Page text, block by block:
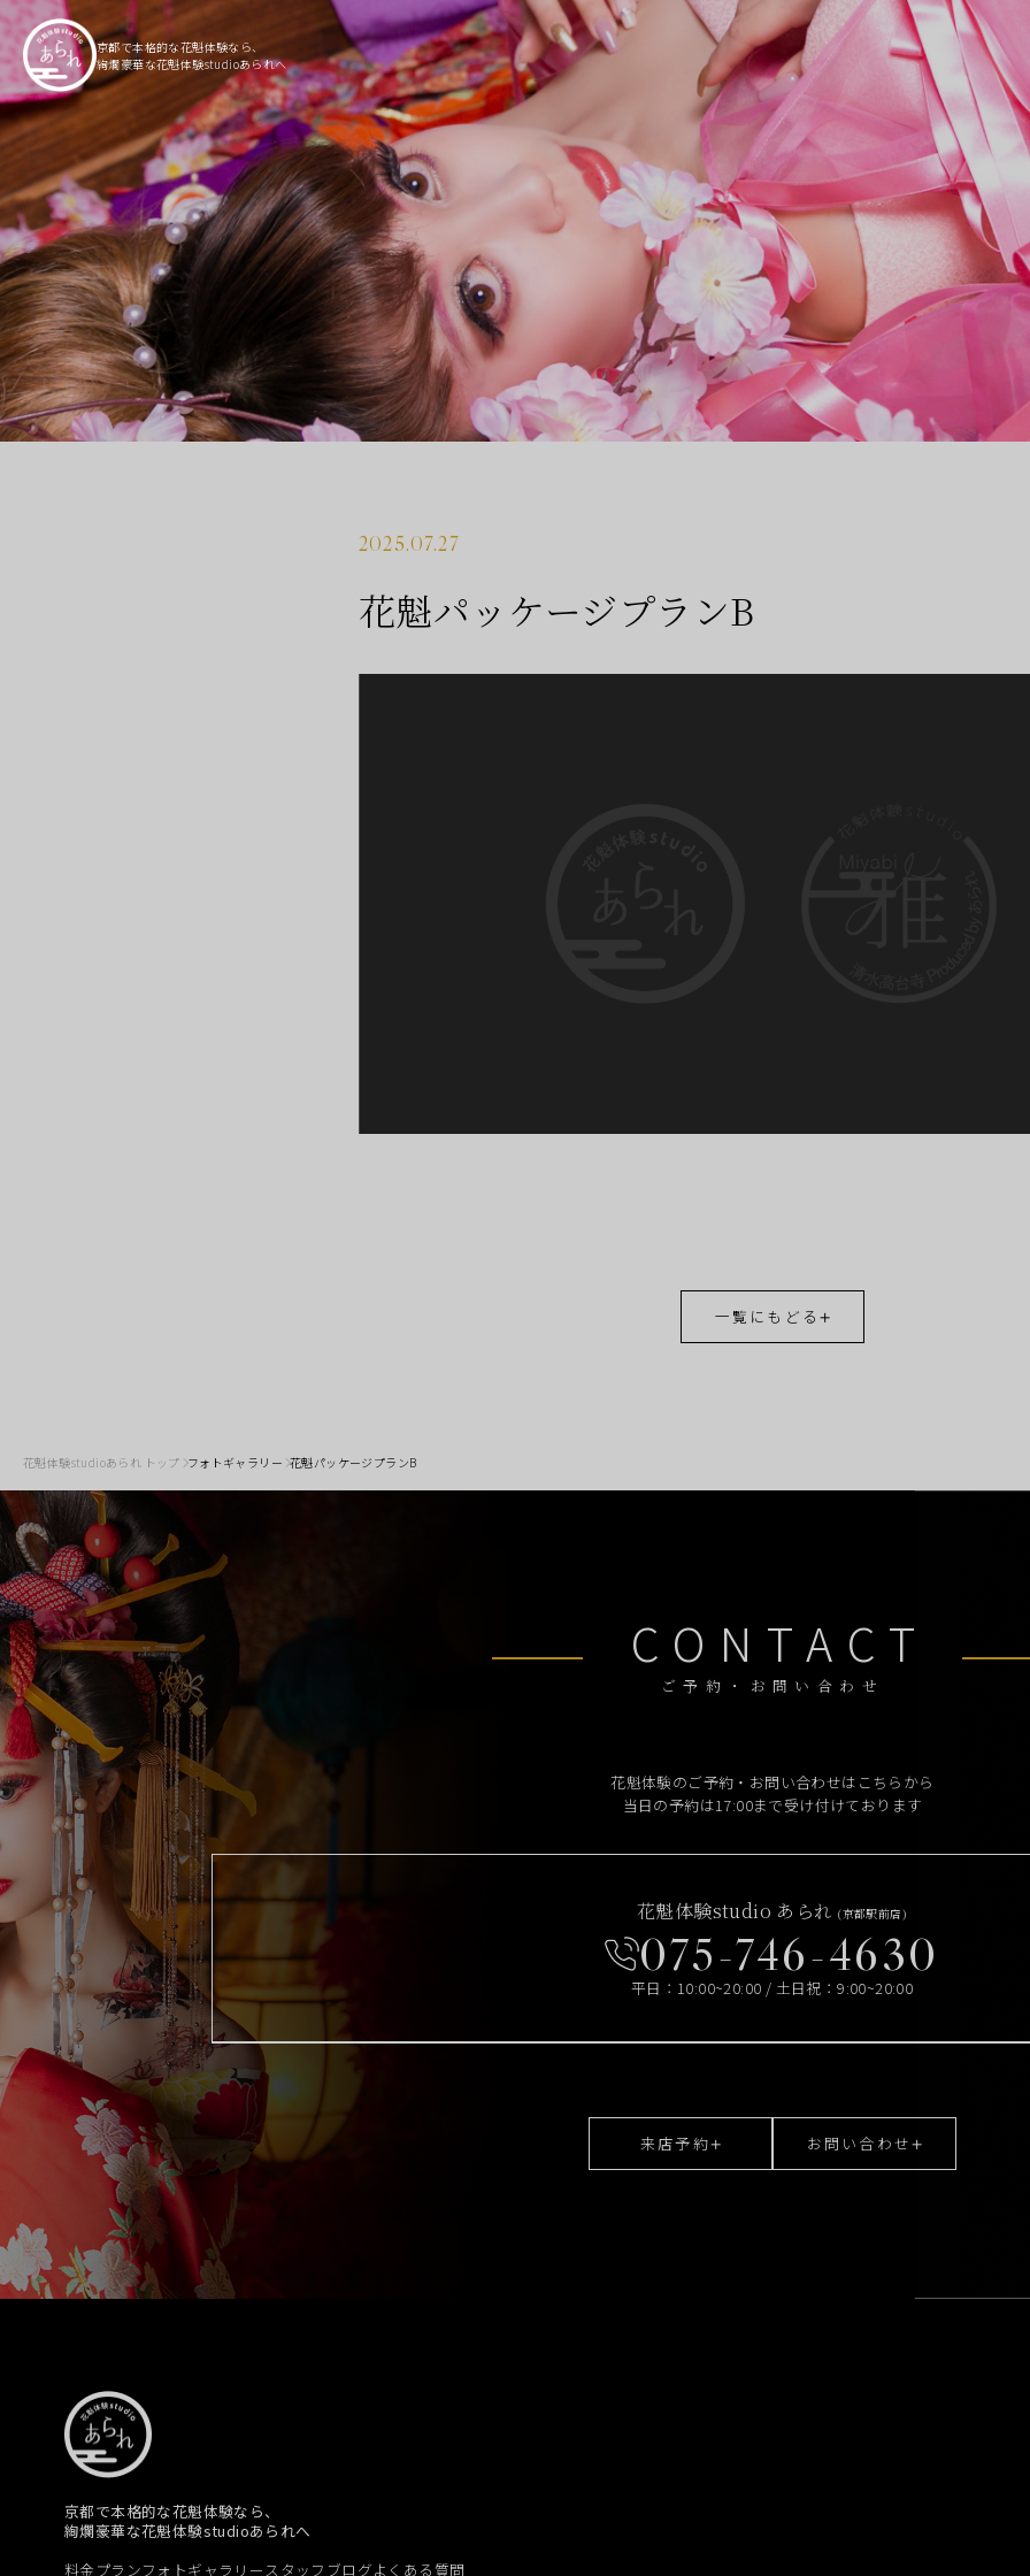
京都で本格的な花魁体験なら、
絢爛豪華な花魁体験studioあられへ
2025.07.27
花魁パッケージプランB
一覧にもどる
花魁体験studioあられ トップ フォトギャラリー 花魁パッケージプランB
CONTACT
ご予約・お問い合わせ
花魁体験のご予約・お問い合わせはこちらから
当日の予約は17:00まで受け付けております
花魁体験studio あられ (京都駅前店)
075-746-4630
平日：10:00~20:00 / 土日祝：9:00~20:00
来店予約 お問い合わせ
京都で本格的な花魁体験なら、
絢爛豪華な花魁体験studioあられへ
料金プランフォトギャラリースタッフブログよくある質問